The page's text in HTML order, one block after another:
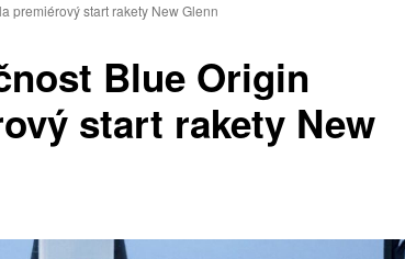
premiérový start rakety New Glenn
Blue Origin
start rakety New